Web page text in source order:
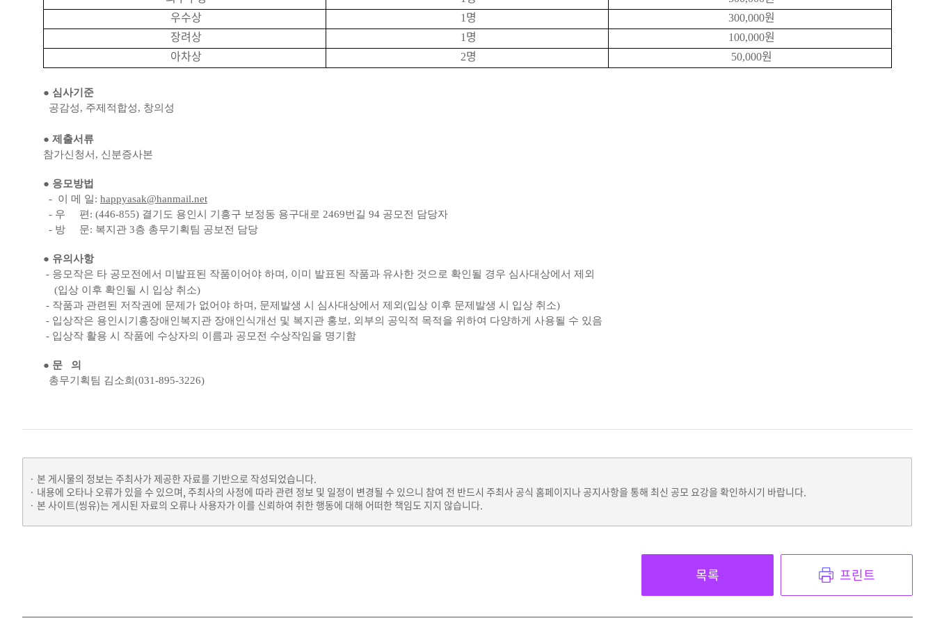
우수상
1 명 300,000원
장려상
1 명 100,000원
아차상
2명 50,000원
● 심사기준
공감성, 주제적합성, 창의성
● 제출서류
참가신청서 , 신분증사본
● 응모방법
- 이 메 일: happyasak@hanmail.net
- 우 편 : (446-855) 결기도 용인시 기흥구 보정동 용구대로 2469번길 94 공모전 담당자
- 방 문: 복지관 3층 총무기획팀 공보전 담당
● 유의사항
- 응모작은 타 공모전에서 미발표된 작품이어야 하며 , 이미 발표된 작품과 유사한 것으로 확인될 경우 심사대상에서 제외
(입상 이후 확인될 시 입상 취소)
- 작품과 관련된 저작권에 문제가 없어야 하며 , 문제발생 시 심사대상에서 제외 (입상 이후 문제발생 시 입상 취소)
- 입상작은 용인시기흥장애인복지관 장애인식개선 및 복지관 홍보, 외부의 공익적 목적을 위하여 다양하게 사용될 수 있음
- 입상작 활용 시 작품에 수상자의 이름과 공모전 수상작임을 명기함
● 문
의
총무기획팀 김소희(031-895-3226)
본 게시물의 정보는 주최사가 제공한 자료를 기반으로 작성되었습니다.
내용에 오타나 오류가 있을 수 있으며, 주최사의 사정에 따라 관련 정보 및 일정이 변경될 수 있으니 참여 전 반드시 주최사 공식 홈페이지나 공지사항을 통해 최신 공모 요강을 확인하시기 바랍니다.
본 사이트(씽유)는 게시된 자료의 오류나 사용자가 이를 신뢰하여 취한 행동에 대해 어떠한 책임도 지지 않습니다.
목록 프린트